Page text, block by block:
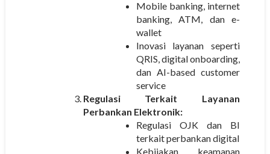
Mobile banking, internet
banking, ATM, dan e-
wallet
Inovasi layanan seperti
QRIS, digital onboarding,
dan AI-based customer
service
Regulasi Terkait Layanan
Perbankan Elektronik:
Regulasi OJK dan BI
terkait perbankan digital
Kebijakan keamanan